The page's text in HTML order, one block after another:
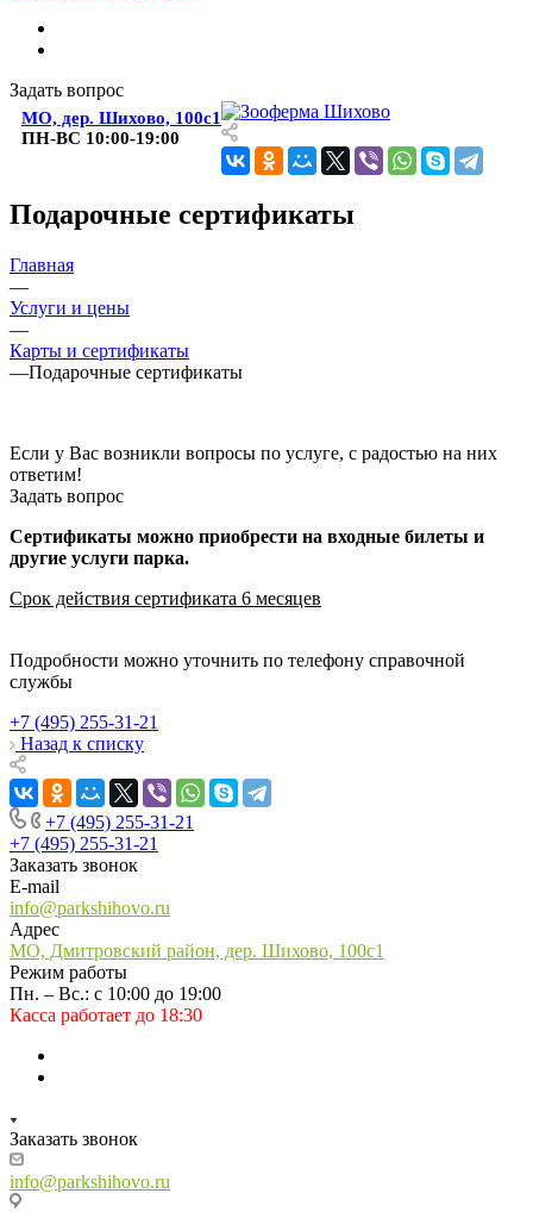
Задать вопрос
МО, дер. Шихово, 100с1
ПН-ВС 10:00-19:00
Подарочные сертификаты
Главная
—
Услуги и цены
—
Карты и сертификаты
—Подарочные сертификаты
Если у Вас возникли вопросы по услуге, с радостью на них
ответим!
Задать вопрос
Сертификаты можно приобрести на входные билеты и
другие услуги парка.
Срок действия сертификата 6 месяцев
Подробности можно уточнить по телефону справочной
службы
+7 (495) 255-31-21
Назад к списку
+7 (495) 255-31-21
+7 (495) 255-31-21
Заказать звонок
E-mail
info@parkshihovo.ru
Адрес
МО, Дмитровский район, дер. Шихово, 100с1
Режим работы
Пн. – Вс.: с 10:00 до 19:00
Касса работает до 18:30
Заказать звонок
info@parkshihovo.ru